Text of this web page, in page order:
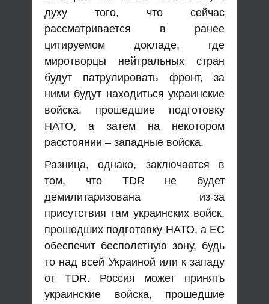
духу того, что сейчас
рассматривается в ранее
цитируемом докладе, где
миротворцы нейтральных стран
будут патрулировать фронт, за
ними будут находиться украинские
войска, прошедшие подготовку
НАТО, а затем на некотором
расстоянии – западные войска.
Разница, однако, заключается в
том, что TDR не будет
демилитаризована из-за
присутствия там украинских войск,
прошедших подготовку НАТО, а ЕС
обеспечит бесполетную зону, будь
то над всей Украиной или к западу
от TDR. Россия может принять
украинские войска, прошедшие